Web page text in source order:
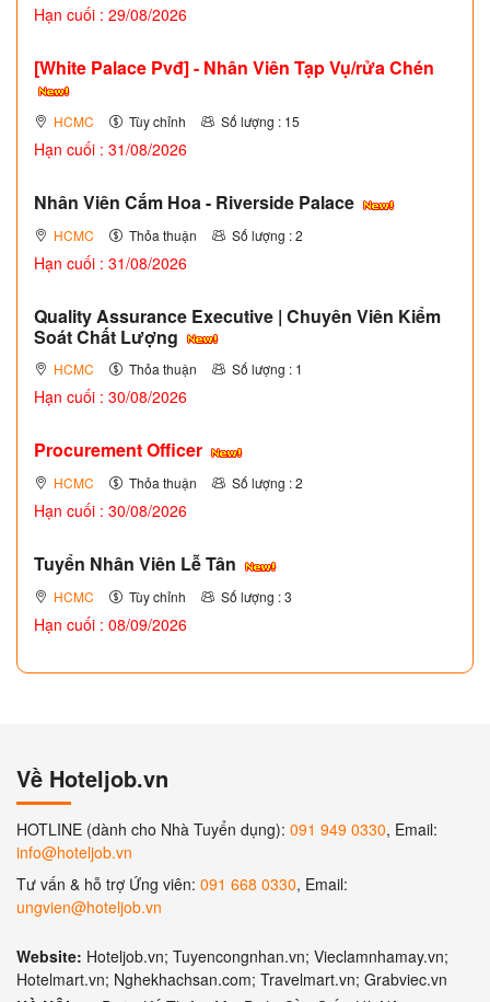
Hạn cuối : 29/08/2026
[White Palace Pvđ] - Nhân Viên Tạp Vụ/rửa Chén
HCMC Tùy chỉnh Số lượng : 15
Hạn cuối : 31/08/2026
Nhân Viên Cắm Hoa - Riverside Palace
HCMC Thỏa thuận Số lượng : 2
Hạn cuối : 31/08/2026
Quality Assurance Executive | Chuyên Viên Kiểm
Soát Chất Lượng
HCMC Thỏa thuận Số lượng : 1
Hạn cuối : 30/08/2026
Procurement Officer
HCMC Thỏa thuận Số lượng : 2
Hạn cuối : 30/08/2026
Tuyển Nhân Viên Lễ Tân
HCMC Tùy chỉnh Số lượng : 3
Hạn cuối : 08/09/2026
Về Hoteljob.vn
HOTLINE (dành cho Nhà Tuyển dụng): 091 949 0330, Email:
info@hoteljob.vn
Tư vấn & hỗ trợ Ứng viên: 091 668 0330, Email:
ungvien@hoteljob.vn
Website: Hoteljob.vn; Tuyencongnhan.vn; Vieclamnhamay.vn;
Hotelmart.vn; Nghekhachsan.com; Travelmart.vn; Grabviec.vn